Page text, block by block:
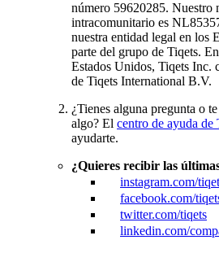
número 59620285. Nuestro
intracomunitario es
nuestra entidad legal en los
parte del grupo de Tiqets.
Estados Unidos, Tiqets Inc.
de Tiqets International B.V.
¿Tienes alguna pregunta o
algo? El centro de ayuda de
ayudarte.
¿Quieres recibir las
instagram.com/
facebook.com/
twitter.com/tiqets
linkedin.com/